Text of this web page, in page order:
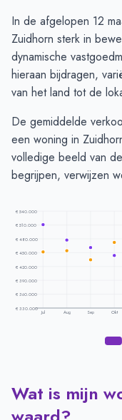
Verkoopprijs in euro's
In de afgelopen 12
Zuidhorn sterk in
dynamische
hieraan bijdragen,
van het land tot de
De gemiddelde
een woning in
volledige beeld van
begrijpen, verwijzen
€ 540.000
€ 510.000
€ 480.000
€ 450.000
€ 420.000
€ 390.000
€ 360.000
€ 330.000
Jul Aug Sep Okt
Prijsontwikkeling per
Vraagprijs
Wat is mijn